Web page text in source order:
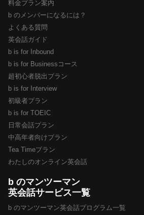
料金プラン案内
b のメンバーになるには？
よくある質問
英会話ガイド
b is for Inbound
b is for Businessコース
超初心者脱出プラン
b is for Interview
初級者プラン
b is for TOEIC
日常会話プラン
中高年者向けプラン
Tea Timeプラン
わたしのオンライン英会話
b のマンツーマン
英会話サービス一覧
b のマンツーマン英会話プログラム一覧